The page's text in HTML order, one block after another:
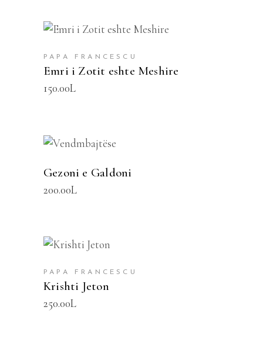
PAPA FRANCESCU
Emri i Zotit eshte Meshire
150.00L
SHTOJE NË SHPORTË
Gezoni e Galdoni
200.00L
SHTOJE NË SHPORTË
PAPA FRANCESCU
Krishti Jeton
250.00L